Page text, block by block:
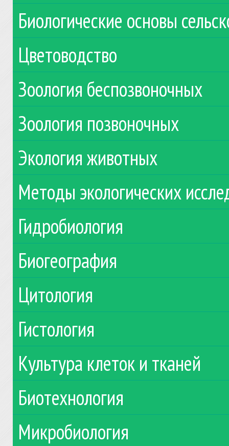
Биологические основы
Цветоводство
Зоология беспозвоночных
Зоология позвоночных
Экология животных
Методы экологических
Гидробиология
Биогеография
Цитология
Гистология
Культура клеток и тканей
Биотехнология
Микробиология